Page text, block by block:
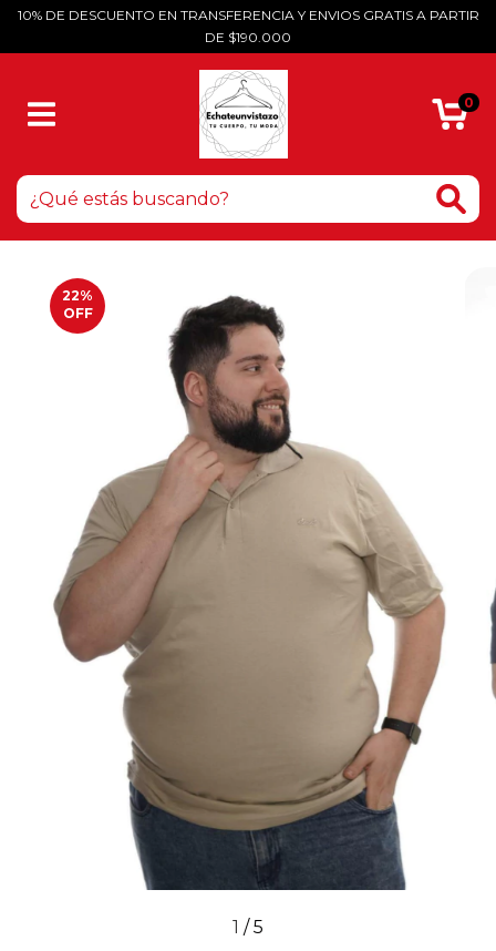
10% DE DESCUENTO EN TRANSFERENCIA Y ENVIOS GRATIS A PARTIR
DE $190.000
0
22%
OFF
1 /5